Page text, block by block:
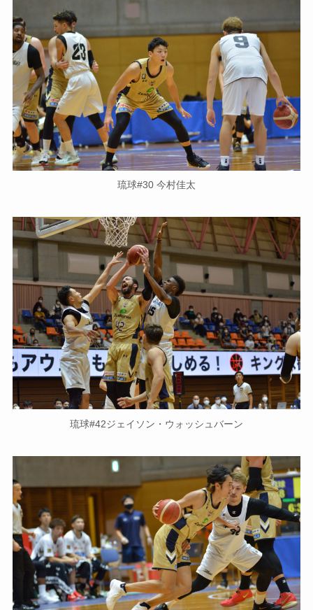
琉球#30 今村佳太
琉球#42ジェイソン・ウォッシュバーン